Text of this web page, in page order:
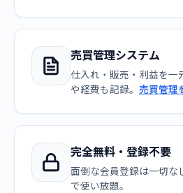
売買管理システム
仕入れ・販売・利益を一
や経費も記録。 売買管理
完全無料・登録不要
面倒な会員登録は一切な
で使い放題。